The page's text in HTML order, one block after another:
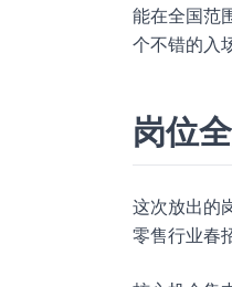
能在全国范
个不错的入
岗位
这次放出的
零售行业春